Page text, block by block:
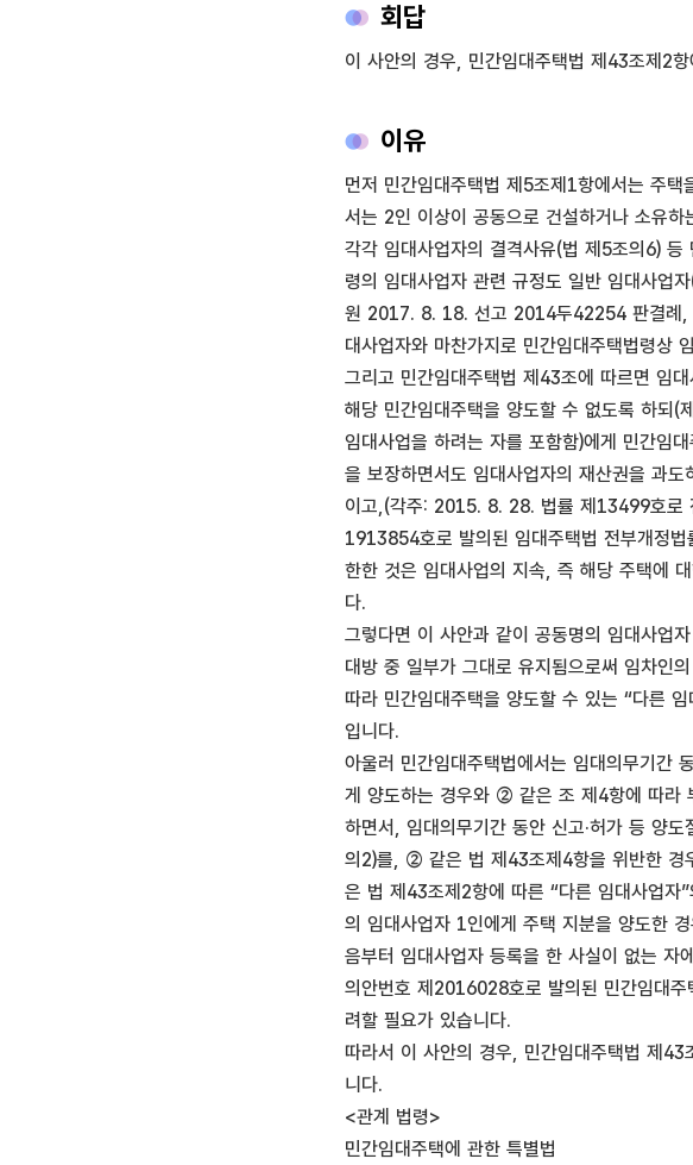
회답
이 사안의 경우, 민간임대주택법 제43조제2
이유
먼저 민간임대주택법 제5조제1항에서는 주
서는 2인 이상이 공동으로 건설하거나 소유
각각 임대사업자의 결격사유(법 제5조의6) 등
령의 임대사업자 관련 규정도 일반 임대사업
원 2017. 8. 18. 선고 2014두42254 판결례,
대사업자와 마찬가지로 민간임대주택법령상
그리고 민간임대주택법 제43조에 따르면 임
해당 민간임대주택을 양도할 수 없도록 하되(
임대사업을 하려는 자를 포함함)에게 민간임
을 보장하면서도 임대사업자의 재산권을 과
이고,(각주: 2015. 8. 28. 법률 제13499호로
1913854호로 발의된 임대주택법 전부개정
한한 것은 임대사업의 지속, 즉 해당 주택에
다.
그렇다면 이 사안과 같이 공동명의 임대사업
대방 중 일부가 그대로 유지됨으로써 임차인
따라 민간임대주택을 양도할 수 있는 “다른
입니다.
아울러 민간임대주택법에서는 임대의무기간
게 양도하는 경우와 ② 같은 조 제4항에 따라
하면서, 임대의무기간 동안 신고·허가 등 양
의2)를, ② 같은 법 제43조제4항을 위반한 경
은 법 제43조제2항에 따른 “다른 임대사업자
의 임대사업자 1인에게 주택 지분을 양도한
음부터 임대사업자 등록을 한 사실이 없는
의안번호 제2016028호로 발의된 민간임대
려할 필요가 있습니다.
따라서 이 사안의 경우, 민간임대주택법 제
니다.
<관계 법령>
민간임대주택에 관한 특별법